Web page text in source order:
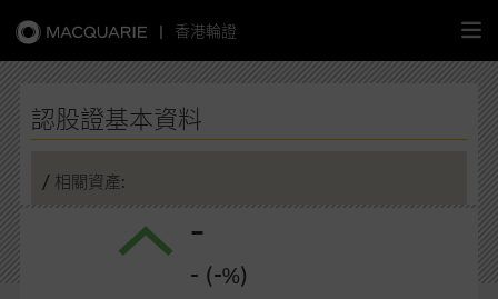
| 香港輪證
認股證基本資料
/ 相關資產:
-
- (-%)